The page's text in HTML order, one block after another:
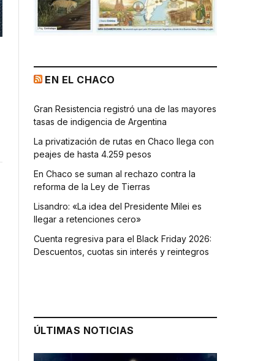
EN EL CHACO
Gran Resistencia registró una de las mayores
tasas de indigencia de Argentina
La privatización de rutas en Chaco llega con
peajes de hasta 4.259 pesos
En Chaco se suman al rechazo contra la
reforma de la Ley de Tierras
Lisandro: «La idea del Presidente Milei es
llegar a retenciones cero»
Cuenta regresiva para el Black Friday 2026:
Descuentos, cuotas sin interés y reintegros
ÚLTIMAS NOTICIAS